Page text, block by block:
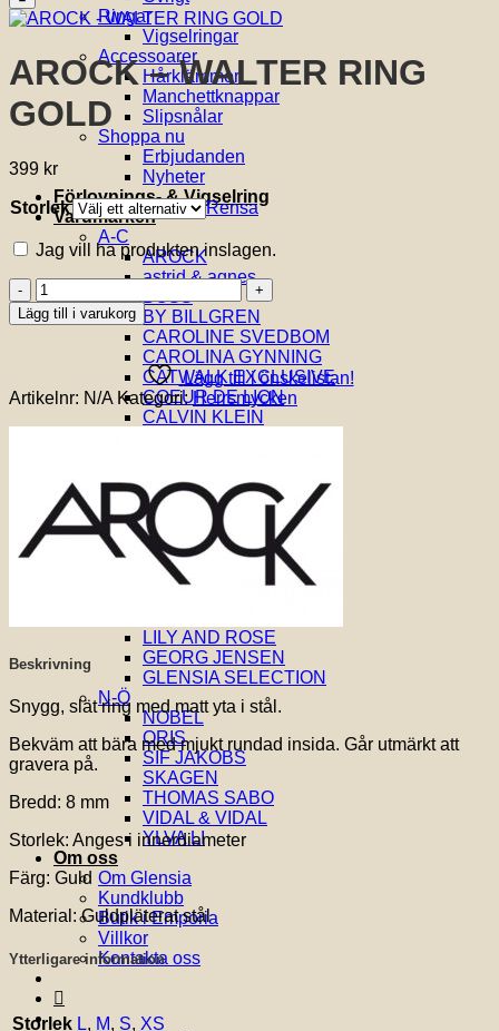
Ringar
Vigselringar
Accessoarer
Hårklämmor
Manchettknappar
Slipsnålar
Shoppa nu
Erbjudanden
Nyheter
Förlovnings- & Vigselring
Varumärken
A-C
AROCK
astrid & agnes
BOSS
BY BILLGREN
CAROLINE SVEDBOM
CAROLINA GYNNING
CATWALK EXCLUSIVE
COEUR DE LION
CALVIN KLEIN
EFVA ATTLING
DRAKENBERG SJÖLIN
EDBLAD
EMPORIO ARMANI
F-M
FOSSIL
LILY AND ROSE
GEORG JENSEN
GLENSIA SELECTION
N-Ö
NOBEL
ORIS
SIF JAKOBS
SKAGEN
THOMAS SABO
VIDAL & VIDAL
YLVA LI
Om oss
Om Glensia
Kundklubb
Butik i Emporia
Villkor
Kontakta oss
AROCK – WALTER RING
GOLD
399 kr
Storlek Rensa
Jag vill ha produkten inslagen.
AROCK
-
WALTER
mängd
Lägg till i varukorg
Lägg till i önskelistan!
Artikelnr: N/A Kategori:Herrsmycken
Beskrivning
Snygg, slät ring med matt yta i stål.
Bekväm att bära med mjukt rundad insida. Går utmärkt att
gravera på.
Bredd: 8 mm
Storlek: Anges i innerdiameter
Färg: Guld
Material: Guldpläterat stål
Ytterligare information
Storlek L, M, S, XS